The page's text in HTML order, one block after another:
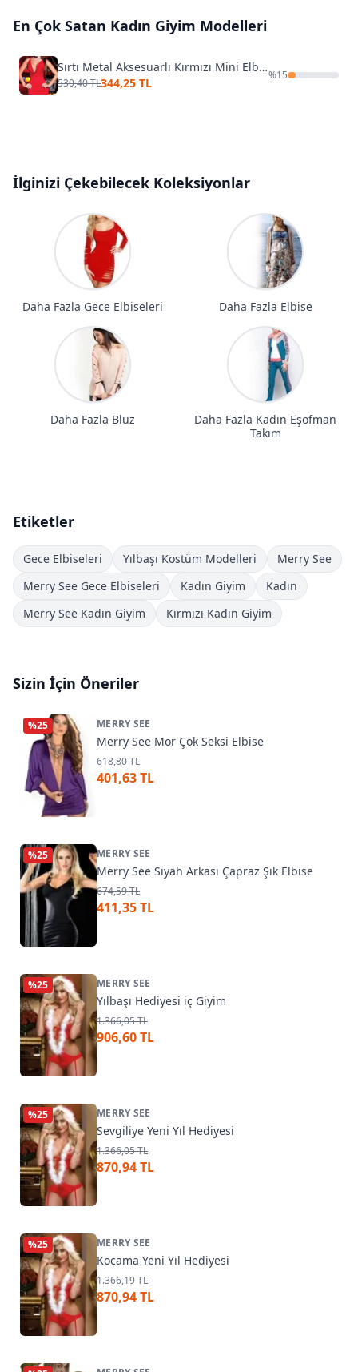
En Çok Satan Kadın Giyim Modelleri
Sırtı Metal Aksesuarlı Kırmızı Mini Elbise
530,40 TL344,25 TL
%15
İlginizi Çekebilecek Koleksiyonlar
Daha Fazla Gece Elbiseleri Daha Fazla Elbise
Daha Fazla Bluz
Daha Fazla Kadın Eşofman
Takım
Etiketler
Gece Elbiseleri Yılbaşı Kostüm Modelleri
Merry See
Merry See Gece Elbiseleri
Kadın Giyim
Kadın
Merry See Kadın Giyim
Kırmızı Kadın Giyim
Sizin İçin Öneriler
%25 MERRY SEE
Merry See Mor Çok Seksi Elbise
618,80 TL
401,63 TL
%25 MERRY SEE
Merry See Siyah Arkası Çapraz Şık Elbise
674,59 TL
411,35 TL
%25 MERRY SEE
Yılbaşı Hediyesi iç Giyim
1.366,05 TL
906,60 TL
%25 MERRY SEE
Sevgiliye Yeni Yıl Hediyesi
1.366,05 TL
870,94 TL
%25 MERRY SEE
Kocama Yeni Yıl Hediyesi
1.366,19 TL
870,94 TL